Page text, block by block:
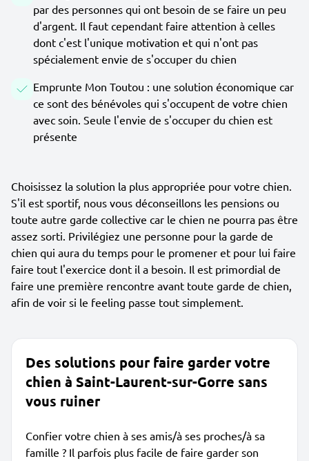
par des personnes qui ont besoin de se faire un peu
d'argent. Il faut cependant faire attention à celles
dont c'est l'unique motivation et qui n'ont pas
spécialement envie de s'occuper du chien
Emprunte Mon Toutou : une solution économique car
ce sont des bénévoles qui s'occupent de votre chien
avec soin. Seule l'envie de s'occuper du chien est
présente
Choisissez la solution la plus appropriée pour votre chien.
S'il est sportif, nous vous déconseillons les pensions ou
toute autre garde collective car le chien ne pourra pas être
assez sorti. Privilégiez une personne pour la garde de
chien qui aura du temps pour le promener et pour lui faire
faire tout l'exercice dont il a besoin. Il est primordial de
faire une première rencontre avant toute garde de chien,
afin de voir si le feeling passe tout simplement.
Des solutions pour faire garder votre
chien à Saint-Laurent-sur-Gorre sans
vous ruiner
Confier votre chien à ses amis/à ses proches/à sa
famille ? Il parfois plus facile de faire garder son